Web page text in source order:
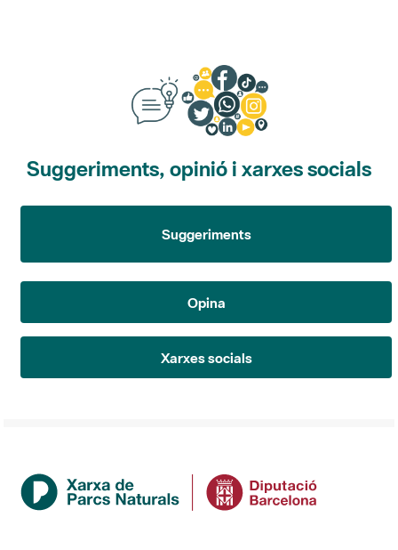
Suggeriments, opinió i xarxes socials
Suggeriments
Opina
Xarxes socials